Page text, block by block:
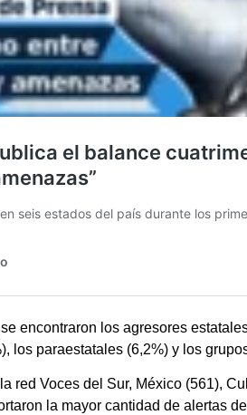
encontraron los agresores
los paraestatales (6,2%) y los
red Voces del Sur, México (561),
la mayor cantidad de alertas